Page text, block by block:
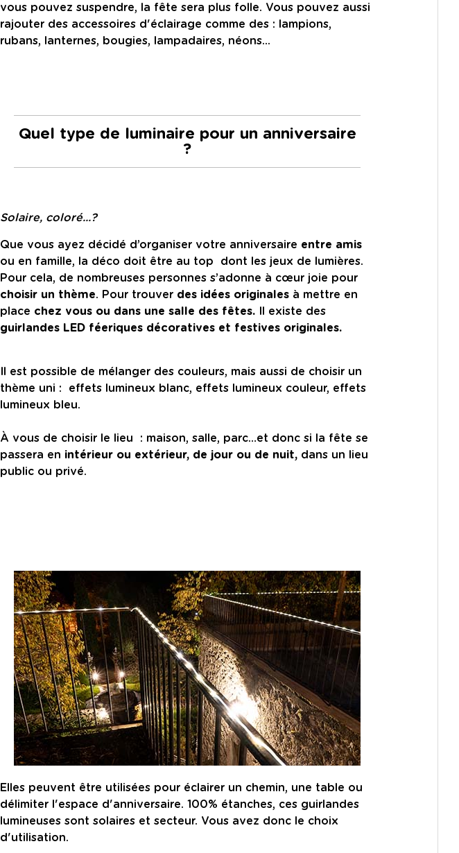
vous pouvez suspendre, la fête sera plus folle. Vous pouvez aussi
rajouter des accessoires d'éclairage comme des : lampions,
rubans, lanternes, bougies, lampadaires, néons...
Quel type de luminaire pour un anniversaire
?
Solaire, coloré...?
Que vous ayez décidé d’organiser votre anniversaire entre amis
ou en famille, la déco doit être au top dont les jeux de lumières.
Pour cela, de nombreuses personnes s’adonne à cœur joie pour
choisir un thème. Pour trouver des idées originales à mettre en
place chez vous ou dans une salle des fêtes. Il existe des
guirlandes LED féeriques décoratives et festives originales.
Il est possible de mélanger des couleurs, mais aussi de choisir un
thème uni : effets lumineux blanc, effets lumineux couleur, effets
lumineux bleu.
À vous de choisir le lieu : maison, salle, parc…et donc si la fête se
passera en intérieur ou extérieur, de jour ou de nuit, dans un lieu
public ou privé.
Elles peuvent être utilisées pour éclairer un chemin, une table ou
délimiter l'espace d'anniversaire. 100% étanches, ces guirlandes
lumineuses sont solaires et secteur. Vous avez donc le choix
d'utilisation.